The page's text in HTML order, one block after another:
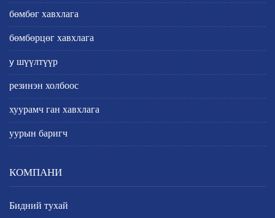
бөмбөг хавхлага
бөмбөрцөг хавхлага
y шүүлтүүр
резинэн холбоос
хуурамч ган хавхлага
уурын баригч
КОМПАНИ
Бидний тухай